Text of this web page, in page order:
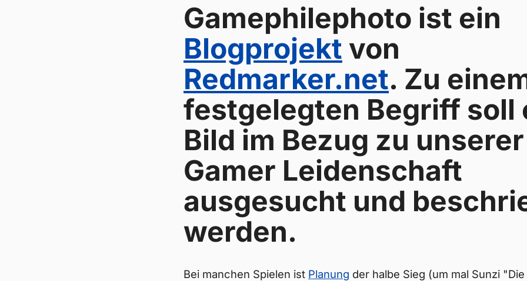
Gamephilephoto ist ein
Blogprojekt von
Redmarker.net. Zu
festgelegten Begriff soll
Bild im Bezug zu unserer
Gamer Leidenschaft
ausgesucht und
werden.
Bei manchen Spielen ist Planung der halbe Sieg (um mal Sunzi